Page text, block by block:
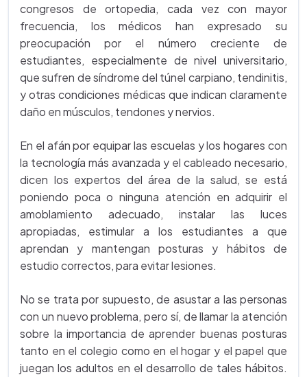
congresos de ortopedia, cada vez con mayor
frecuencia, los médicos han expresado su
preocupación por el número creciente de
estudiantes, especialmente de nivel universitario,
que sufren de síndrome del túnel carpiano, tendinitis,
y otras condiciones médicas que indican claramente
daño en músculos, tendones y nervios.
En el afán por equipar las escuelas y los hogares con
la tecnología más avanzada y el cableado necesario,
dicen los expertos del área de la salud, se está
poniendo poca o ninguna atención en adquirir el
amoblamiento adecuado, instalar las luces
apropiadas, estimular a los estudiantes a que
aprendan y mantengan posturas y hábitos de
estudio correctos, para evitar lesiones.
No se trata por supuesto, de asustar a las personas
con un nuevo problema, pero sí, de llamar la atención
sobre la importancia de aprender buenas posturas
tanto en el colegio como en el hogar y el papel que
juegan los adultos en el desarrollo de tales hábitos.